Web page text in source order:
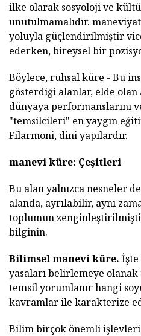
ilke olarak sosyoloji ve
unutulmamalıdır.
yoluyla güçlendirilmiştir
ederken, bireysel bir
Böylece, ruhsal küre - Bu
gösterdiği alanlar, elde
dünyaya performanslarını
"temsilcileri" en yaygın
Filarmoni, dini yapılardır.
manevi küre: Çeşitleri
Bu alan yalnızca nesneler
alanda, ayrılabilir, aynı
toplumun
bilginin.
Bilimsel manevi küre. İşte
yasaları belirlemeye
temsil yorumlanır hangi
kavramlar ile karakterize
Bilim birçok önemli